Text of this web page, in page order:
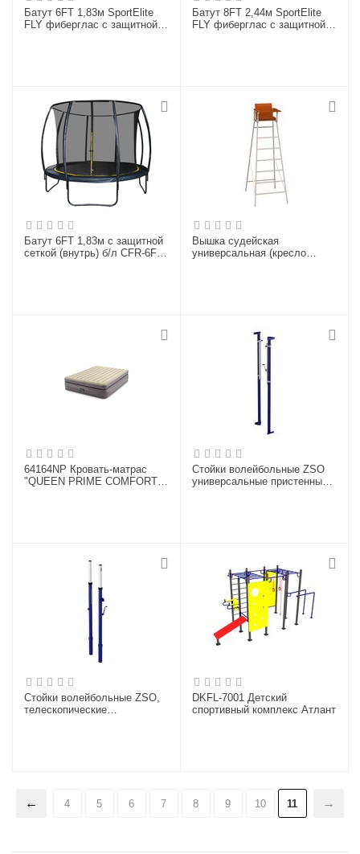
Батут 6FT 1,83м SportElite
FLY фиберглас с защитной
Батут 8FT 2,44м SportElite
FLY фиберглас с защитной
Батут 6FT 1,83м с защитной
сеткой (внутрь) б/л CFR-6FT-
Вышка судейская
универсальная (кресло
64164NP Кровать-матрас
"QUEEN PRIME COMFORT
Стойки волейбольные ZSO
универсальные пристенные
Стойки волейбольные ZSO,
телескопические
DKFL-7001 Детский
спортивный комплекс Атлант
4 5 6 7 8 9 10 11